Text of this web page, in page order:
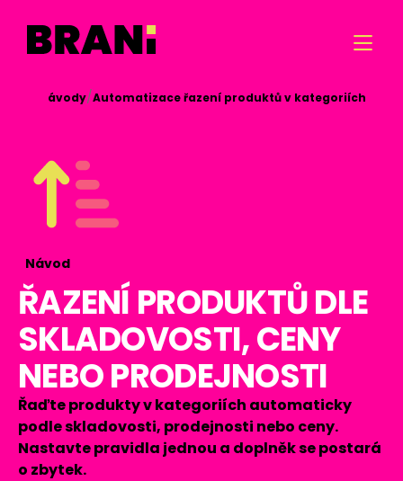

Návody/Automatizace řazení produktů v kategoriích
Návod
ŘAZENÍ PRODUKTŮ DLE
SKLADOVOSTI, CENY
NEBO PRODEJNOSTI
Řaďte produkty v kategoriích automaticky
podle skladovosti, prodejnosti nebo ceny.
Nastavte pravidla jednou a doplněk se postará
o zbytek.